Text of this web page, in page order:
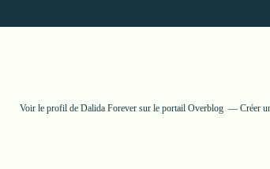
Voir le profil de Dalida Forever sur le portail Overblog Créer